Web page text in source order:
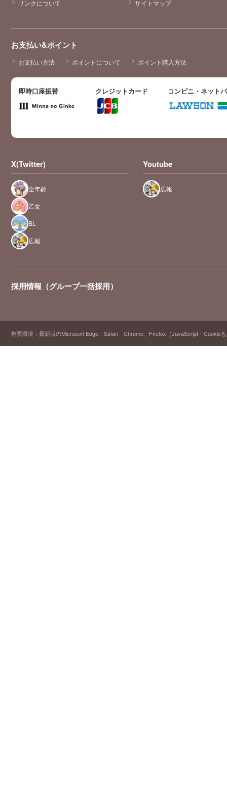
リンクについて
サイトマップ
お支払い&ポイント
お支払い方法 ポイントについて ポイント購入方法
即時口座振替 クレジットカード コンビニ・ネット
X(Twitter)
全年齢
乙女
BL
広報
Youtube
広報
採用情報（グループ一括採用）
推奨環境：最新版のMicrosoft Edge、Safari、Chrome、Firefox（JavaScript・Cookie